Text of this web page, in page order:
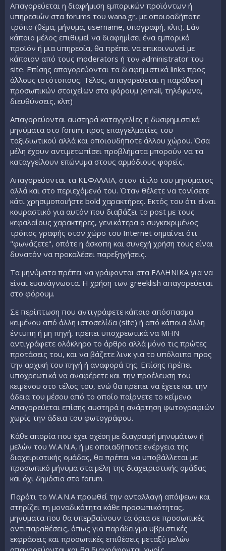
Απαγορεύεται η διαφήμιση εμπορικών προϊόντων ή
υπηρεσιών στα forums του wana.gr, με οποιοαδήποτε
τρόπο (θέμα, μήνυμα, username, υπογραφή, κλπ). Εάν
κάποιο μέλος επιθυμεί να διαφημίσει ένα εμπορικό
προϊόν ή μια υπηρεσία, θα πρέπει να επικοινωνεί με
κάποιον από τους moderators ή τον administrator του
site. Επίσης απαγορεύονται τα διαφημιστικά links προς
άλλους ιστότοπους. Τέλος, απαγορεύεται η παράθεση
προσωπικών στοιχείων στα φόρουμ (email, τηλέφωνα,
διευθύνσεις, κλπ)
Απαγορεύονται αυστηρά καταγγελίες ή δυσφημιστικά
μηνύματα στο forum, προς επαγγελματίες του
ταξιδιωτικού αλλά και οποιουδήποτε άλλου χώρου. Όσα
μέλη έχουν αντιμετωπίσει προβλήματα μπορούν να τα
καταγγείλουν επώνυμα στους αρμόδιους φορείς.
Απαγορεύονται τα ΚΕΦΑΛΑΙΑ, στον τίτλο του μηνύματος
αλλά και στο περιεχόμενό του. Όταν θέλετε να τονίσετε
κάτι χρησιμοποιήστε bold χαρακτήρες. Eκτός του ότι είναι
κουραστικό για αυτόν που διαβάζει το post με τους
κεφαλαίους χαρακτήρες, γενικότερα ο συγκεκριμένος
τρόπος γραφής στον χώρο του Internet σημαίνει ότι
"φωνάζετε", οπότε η άσκοπη και συνεχή χρήση τους είναι
δυνατόν να προκαλέσει παρεξηγήσεις.
Τα μηνύματα πρέπει να γράφονται στα ΕΛΛΗΝΙΚΑ για να
είναι ευανάγνωστα. Η χρήση των greeklish απαγορεύεται
στο φόρουμ.
Σε περίπτωση που αντιγράφετε κάποιο απόσπασμα
κειμένου από άλλη ιστοσελίδα (site) ή από κάποια άλλη
έντυπη ή μη πηγή, πρέπει υποχρεωτικά να MHN
αντιγράφετε ολόκληρο το άρθρο αλλά μόνο τις πρώτες
προτάσεις του, και να βάζετε λινκ για το υπόλοιπο προς
την αρχική του πηγή ή αναφορά της. Επίσης πρέπει
υποχρεωτικά να αναφέρετε και την προέλευση του
κειμένου στο τέλος του, ενώ θα πρέπει να έχετε και την
άδεια του μέσου από το οποίο παίρνετε το κείμενο.
Απαγορεύεται επίσης αυστηρά η ανάρτηση φωτογραφιών
χωρίς την άδεια του φωτογράφου.
Κάθε απορία που έχει σχέση με διαγραφή μηνυμάτων ή
μελών του W.A.N.A, ή με οποιαδήποτε ενέργεια της
διαχειριστικής ομάδας, θα πρέπει να υποβάλλεται με
προσωπικό μήνυμα στα μέλη της διαχειριστικής ομάδας
και όχι δημόσια στο forum.
Παρότι το W.A.N.A προωθεί την ανταλλαγή απόψεων και
στηρίζει τη μοναδικότητα κάθε προσωπικότητας,
μηνύματα που θα υπερβαίνουν τα όρια σε προσωπικές
αντιπαραθέσεις, όπως για παράδειγμα υβριστικές
εκφράσεις και προσωπικές επιθέσεις μεταξύ μελών